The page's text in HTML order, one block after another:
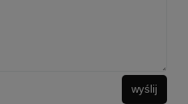
wyślij